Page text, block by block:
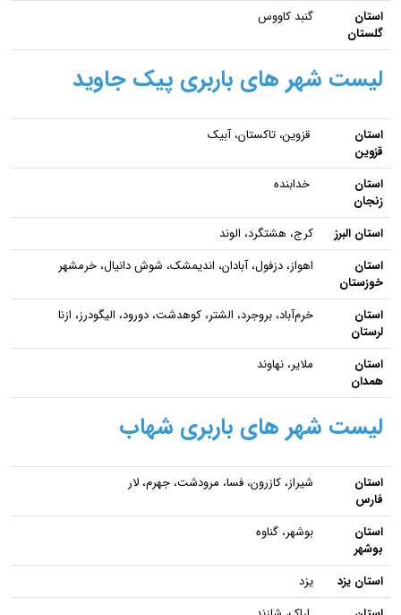
استان
گلستان
گنبد کاووس
لیست شهر های باربری پیک جاوید
استان
قزوین
قزوین، تاکستان، آبیک
استان
زنجان
خدابنده
استان البرز
کرج، هشتگرد، الوند
استان
خوزستان
اهواز، دزفول، آبادان، اندیمشک، شوش دانیال، خرمشهر
استان
لرستان
خرم‌آباد، بروجرد، الشتر، کوهدشت، دورود، الیگودرز، ازنا
استان
همدان
ملایر، نهاوند
لیست شهر های باربری شهاب
استان
فارس
شیراز، کازرون، فسا، مرودشت، جهرم، لار
استان
بوشهر
بوشهر، گناوه
استان یزد
یزد